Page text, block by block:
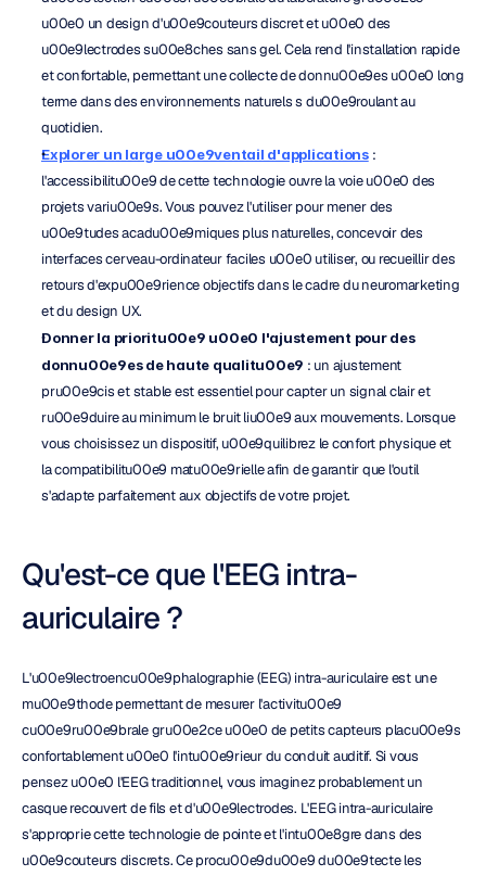
u00e0 un design d'u00e9couteurs discret et u00e0 des
u00e9lectrodes su00e8ches sans gel. Cela rend l'installation rapide
et confortable, permettant une collecte de donnu00e9es u00e0 long
terme dans des environnements naturels s du00e9roulant au
quotidien.
Explorer un large u00e9ventail d'applications :
l'accessibilitu00e9 de cette technologie ouvre la voie u00e0 des
projets variu00e9s. Vous pouvez l'utiliser pour mener des
u00e9tudes acadu00e9miques plus naturelles, concevoir des
interfaces cerveau-ordinateur faciles u00e0 utiliser, ou recueillir des
retours d'expu00e9rience objectifs dans le cadre du neuromarketing
et du design UX.
Donner la prioritu00e9 u00e0 l'ajustement pour des
donnu00e9es de haute qualitu00e9 : un ajustement
pru00e9cis et stable est essentiel pour capter un signal clair et
ru00e9duire au minimum le bruit liu00e9 aux mouvements. Lorsque
vous choisissez un dispositif, u00e9quilibrez le confort physique et
la compatibilitu00e9 matu00e9rielle afin de garantir que l'outil
s'adapte parfaitement aux objectifs de votre projet.
Qu'est-ce que l'EEG intra-
auriculaire ?
L'u00e9lectroencu00e9phalographie (EEG) intra-auriculaire est une
mu00e9thode permettant de mesurer l'activitu00e9
cu00e9ru00e9brale gru00e2ce u00e0 de petits capteurs placu00e9s
confortablement u00e0 l'intu00e9rieur du conduit auditif. Si vous
pensez u00e0 l'EEG traditionnel, vous imaginez probablement un
casque recouvert de fils et d'u00e9lectrodes. L'EEG intra-auriculaire
s'approprie cette technologie de pointe et l'intu00e8gre dans des
u00e9couteurs discrets. Ce procu00e9du00e9 du00e9tecte les